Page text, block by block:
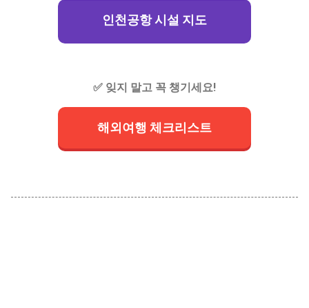
인천공항 시설 지도
✅ 잊지 말고 꼭 챙기세요!
해외여행 체크리스트